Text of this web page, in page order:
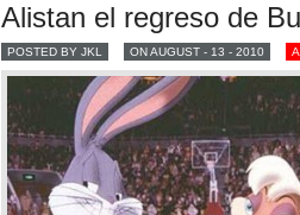
Alistan el regreso de
POSTED BY JKL ON AUGUST - 13 - 2010